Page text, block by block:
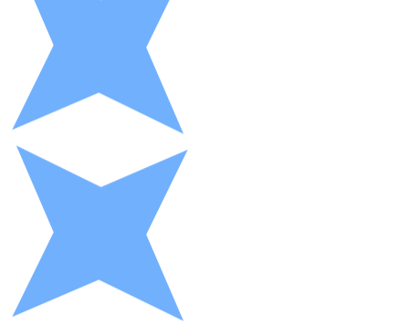
XRP
Buoni cripto
Acquista criptovalute in contanti e altri mezzi di
Acquista con contanti